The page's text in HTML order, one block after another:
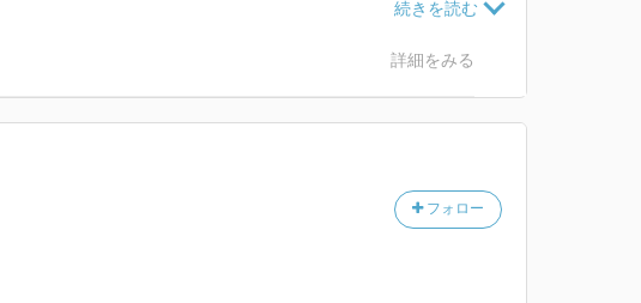
は、内容が見事に「わかる人だけに分かる」感覚になってい
まり「頭が良い」と呼ばれるような優れた人の感覚が、ぎゅ
い。
詳細をみる
フォロー